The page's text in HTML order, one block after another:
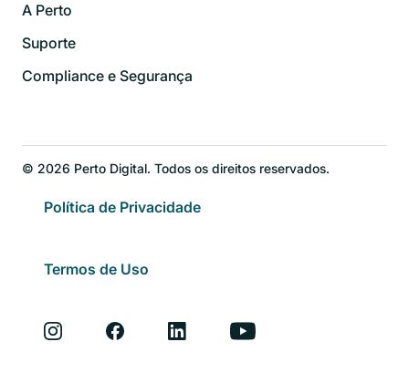
A Perto
Suporte
Compliance e Segurança
© 2026 Perto Digital. Todos os direitos reservados.
Política de Privacidade
Termos de Uso